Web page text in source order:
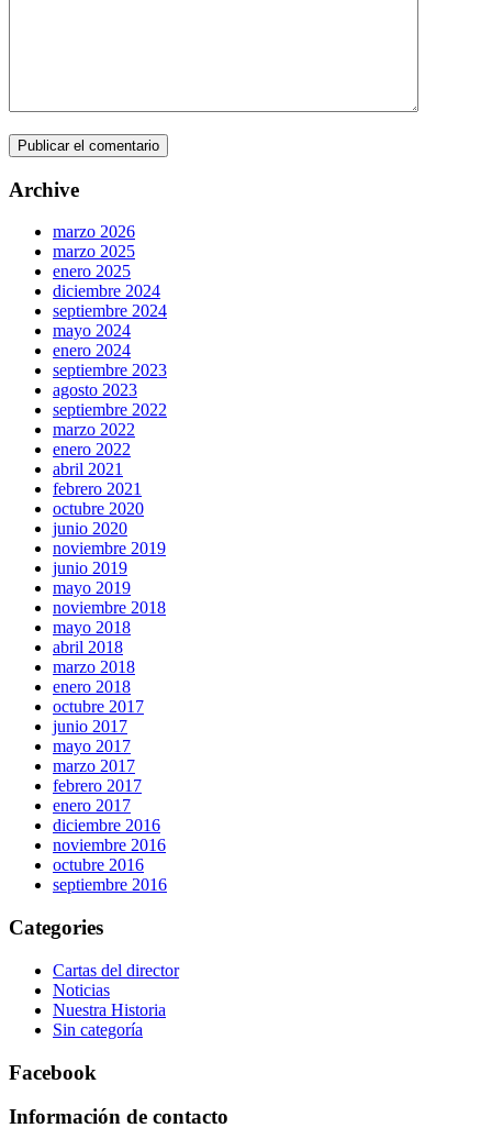
Archive
marzo 2026
marzo 2025
enero 2025
diciembre 2024
septiembre 2024
mayo 2024
enero 2024
septiembre 2023
agosto 2023
septiembre 2022
marzo 2022
enero 2022
abril 2021
febrero 2021
octubre 2020
junio 2020
noviembre 2019
junio 2019
mayo 2019
noviembre 2018
mayo 2018
abril 2018
marzo 2018
enero 2018
octubre 2017
junio 2017
mayo 2017
marzo 2017
febrero 2017
enero 2017
diciembre 2016
noviembre 2016
octubre 2016
septiembre 2016
Categories
Cartas del director
Noticias
Nuestra Historia
Sin categoría
Facebook
Información de contacto